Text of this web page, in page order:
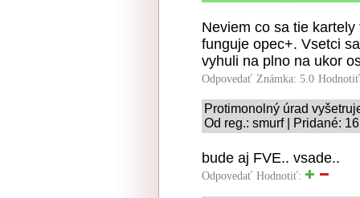
Neviem co sa tie
funguje opec+. Vsetci
vyhuli na plno na ukor
Odpovedať Známka: 5.0
Protimonolný úrad
Od reg.: smurf | Pridané:
bude aj FVE.. vsade..
Odpovedať Hodnotiť: